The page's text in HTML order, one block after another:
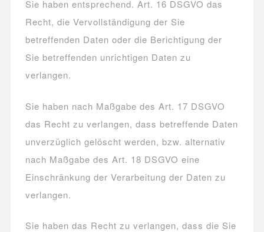
Sie haben entsprechend. Art. 16 DSGVO das
Recht, die Vervollständigung der Sie
betreffenden Daten oder die Berichtigung der
Sie betreffenden unrichtigen Daten zu
verlangen.
Sie haben nach Maßgabe des Art. 17 DSGVO
das Recht zu verlangen, dass betreffende Daten
unverzüglich gelöscht werden, bzw. alternativ
nach Maßgabe des Art. 18 DSGVO eine
Einschränkung der Verarbeitung der Daten zu
verlangen.
Sie haben das Recht zu verlangen, dass die Sie